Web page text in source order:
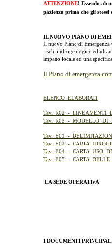
ATTENZIONE! Essendo
pazienza prima che gli stessi
IL NUOVO PIANO DI
Il nuovo Piano di Emergenza
rischio idrogeologico ed
impatto locale ed una
Il Piano di emergenza
ELENCO_ELABORATI
Tav._R02_-
Tav._R03_-
Tav._E01_-
Tav._E02_-
Tav._E04_-
Tav._E05_-
LA SEDE OPERATIVA
I DOCUMENTI